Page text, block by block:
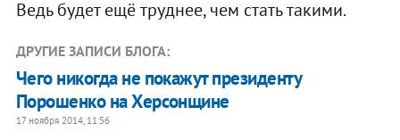
Ведь будет ещё труднее, чем стать такими.
ДРУГИЕ ЗАПИСИ БЛОГА:
Чего никогда не покажут президенту
Порошенко на Херсонщине
17 ноября 2014, 11:56